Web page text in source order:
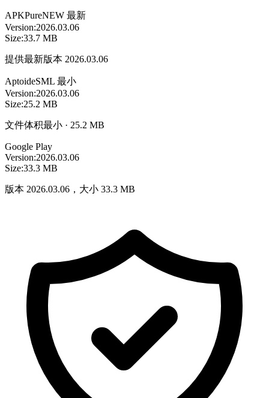
APKPureNEW 最新
Version:2026.03.06
Size:33.7 MB
提供最新版本 2026.03.06
AptoideSML 最小
Version:2026.03.06
Size:25.2 MB
文件体积最小 · 25.2 MB
Google Play
Version:2026.03.06
Size:33.3 MB
版本 2026.03.06，大小 33.3 MB